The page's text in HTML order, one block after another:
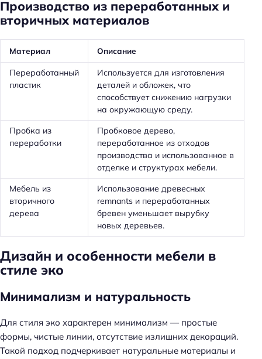
Производство из переработанных и
вторичных материалов
Материал Описание
Переработанный
пластик
Используется для изготовления
деталей и обложек, что
способствует снижению нагрузки
на окружающую среду.
Пробка из
переработки
Пробковое дерево,
переработанное из отходов
производства и использованное в
отделке и структурах мебели.
Мебель из
вторичного
дерева
Использование древесных
remnants и переработанных
бревен уменьшает вырубку
новых деревьев.
Дизайн и особенности мебели в
стиле эко
Минимализм и натуральность
Для стиля эко характерен минимализм — простые
формы, чистые линии, отсутствие излишних декораций.
Такой подход подчеркивает натуральные материалы и